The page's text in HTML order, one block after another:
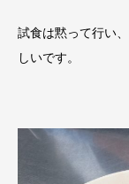
試食は黙って行い
しいです。